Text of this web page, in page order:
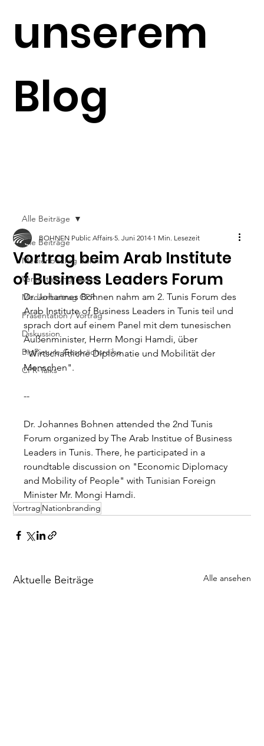
unserem
Blog
Alle Beiträge
Medienbeitrag Bohnen
Veranstaltung/ Event
Medienbeitrag CPR
Präsentation / Vortrag
Diskussion
BigPicture-Gesprächsreihe
CPR-Talks
Alle Beiträge
Vortrag beim Arab Institute
of Business Leaders Forum
BOHNEN Public Affairs 5. Juni 2014 1 Min. Lesezeit
Dr. Johannes Bohnen nahm am 2. Tunis Forum des
Arab Institute of Business Leaders in Tunis teil und
sprach dort auf einem Panel mit dem tunesischen
Außenminister, Herrn Mongi Hamdi, über
"Wirtschaftliche Diplomatie und Mobilität der
Menschen".
--
Dr. Johannes Bohnen attended the 2nd Tunis
Forum organized by The Arab Institue of Business
Leaders in Tunis. There, he participated in a
roundtable discussion on "Economic Diplomacy
and Mobility of People" with Tunisian Foreign
Minister Mr. Mongi Hamdi.
Vortrag Nationbranding
Aktuelle Beiträge Alle ansehen